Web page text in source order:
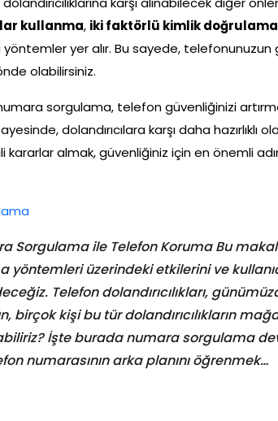
kullanma, iki faktörlü kimlik doğrulama
yöntemler yer alır. Bu sayede, telefonunuzun
olabilirsiniz.
sorgulama, telefon güvenliğinizi
dolandırıcılara karşı daha hazırlıklı
kararlar almak, güvenliğiniz için en önemli
Sorgulama ile Telefon Koruma Bu
yöntemleri üzerindeki etkilerini ve
Telefon dolandırıcılıkları,
birçok kişi bu tür dolandırıcılıkların
İşte burada numara sorgulama
numarasının arka planını öğrenmek…